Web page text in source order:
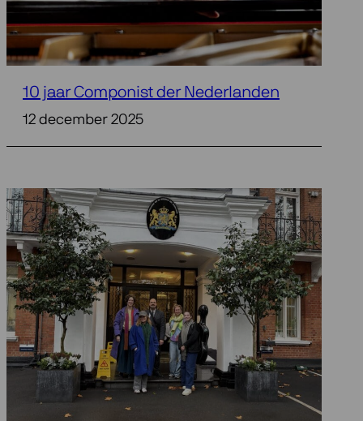
10 jaar Componist der Nederlanden
12 december 2025